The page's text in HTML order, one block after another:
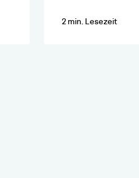
2 min. Lesezeit